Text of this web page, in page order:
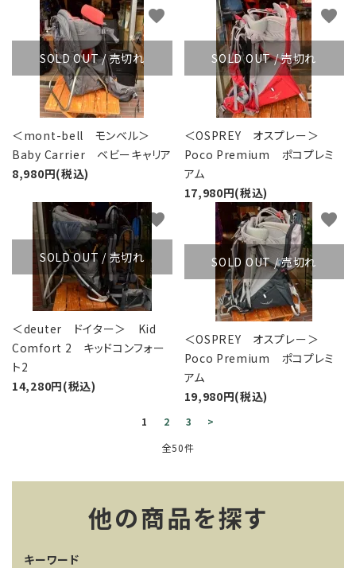
SOLD OUT / 売切れ
＜mont-bell モンベル＞
Baby Carrier ベビーキャリア
8,980円(税込)
favorite
SOLD OUT / 売切れ
＜OSPREY オスプレー＞
Poco Premium ポコプレミ
アム
17,980円(税込)
favorite
SOLD OUT / 売切れ
＜deuter ドイター＞ Kid
Comfort 2 キッドコンフォー
ト2
14,280円(税込)
favorite
SOLD OUT / 売切れ
＜OSPREY オスプレー＞
Poco Premium ポコプレミ
アム
19,980円(税込)
favorite
1 2 3
>
全50件
他の商品を探す
キーワード